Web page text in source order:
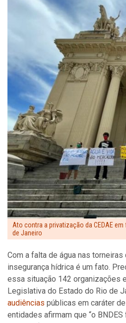
Ato contra a privatização da CEDAE
de Janeiro
Com a falta de água nas torneiras
insegurança hídrica é um fato.
essa situação 142 organizações
Legislativa do Estado do Rio de
audiências públicas em caráter
entidades afirmam que “o